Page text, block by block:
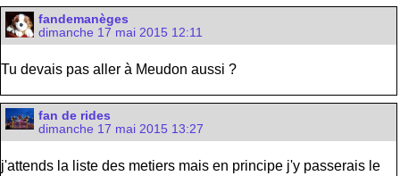
fandemanèges
dimanche 17 mai 2015 12:11
Tu devais pas aller à Meudon aussi ?
fan de rides
dimanche 17 mai 2015 13:27
j'attends la liste des metiers mais en principe j'y passerais le